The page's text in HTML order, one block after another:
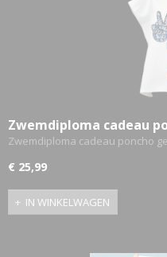
Zwemdiploma cadeau
of C diploma - Haai
Zwemdiploma cadeau poncho
€ 25,99
IN WINKELWAGEN